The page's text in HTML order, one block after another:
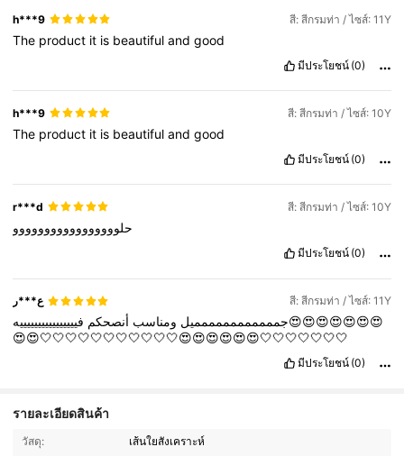
h***9 สี: สีกรมท่า / ไซส์: 11Y
The product it is beautifulandgood
มีประโยชน์ (0)
h***9 สี: สีกรมท่า / ไซส์: 10Y
The product it is beautifulandgood
มีประโยชน์ (0)
r***d สี: สีกรมท่า / ไซส์: 10Y
حلووووووووووووووووو
มีประโยชน์ (0)
ع***ر สี: สีกรมท่า / ไซส์: 11Y
جمممممممممممميل ومناسب أنصحكم فييييييييييييييييه😍😍😍😍😍😍😍
😍😍🤍🤍🤍🤍🤍🤍🤍🤍🤍🤍🤍😍😍😍😍😍😍🤍🤍🤍🤍🤍🤍🤍
มีประโยชน์ (0)
รายละเอียดสินค้า
วัสดุ:
เส้นใยสังเคราะห์